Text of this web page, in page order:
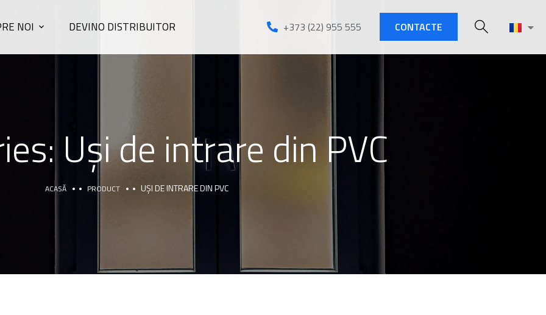
NOI DEVINO DISTRIBUITOR +373 (22) 955 555 CONTACTE
Uși de intrare din PVC
ACASĂ PRODUCT UȘI DE INTRARE DIN PVC